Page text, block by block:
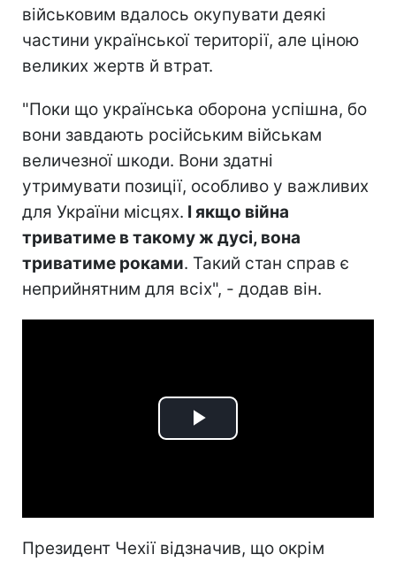
військовим вдалось окупувати деякі
частини української території, але ціною
великих жертв й втрат.
"Поки що українська оборона успішна, бо
вони завдають російським військам
величезної шкоди. Вони здатні
утримувати позиції, особливо у важливих
для України місцях. І якщо війна
триватиме в такому ж дусі, вона
триватиме роками. Такий стан справ є
неприйнятним для всіх", - додав він.
Play
Президент Чехії відзначив, що окрім